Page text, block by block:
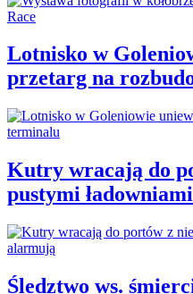
Lotnisko w
przetarg na
Kutry wracają do
pustymi
Śledztwo ws.